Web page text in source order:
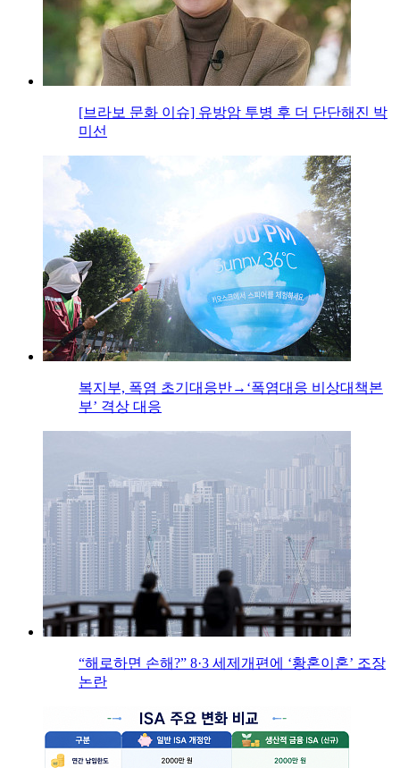
[브라보 문화 이슈] 유방암 투병 후 더 단단해진 박
미선
복지부, 폭염 초기대응반→‘폭염대응 비상대책본
부’ 격상 대응
“해로하면 손해?” 8·3 세제개편에 ‘황혼이혼’ 조장
논란